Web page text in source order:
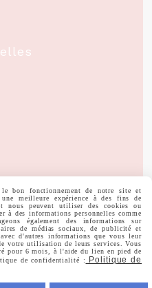
bon fonctionnement de notre site et
meilleure expérience à des fins de
nous peuvent utiliser des cookies ou
à des informations personnelles comme
également des informations sur
de médias sociaux, de publicité et
d'autres informations que vous leur
votre utilisation de leurs services. Vous
pour 6 mois, à l'aide du lien en pied de
de confidentialité :
Politique de